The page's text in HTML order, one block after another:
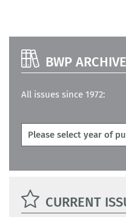
BWP ARCHIVE
All issues since 1972:
CURRENT